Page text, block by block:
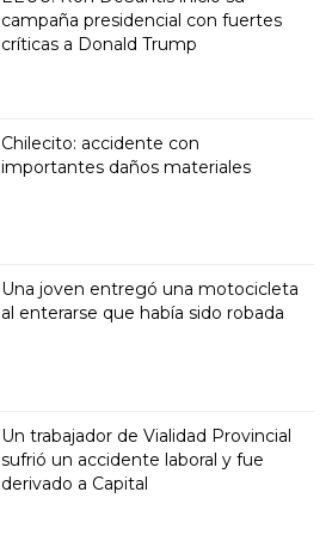
campaña presidencial con fuertes
críticas a Donald Trump
Chilecito: accidente con
importantes daños materiales
Una joven entregó una motocicleta
al enterarse que había sido robada
Un trabajador de Vialidad Provincial
sufrió un accidente laboral y fue
derivado a Capital